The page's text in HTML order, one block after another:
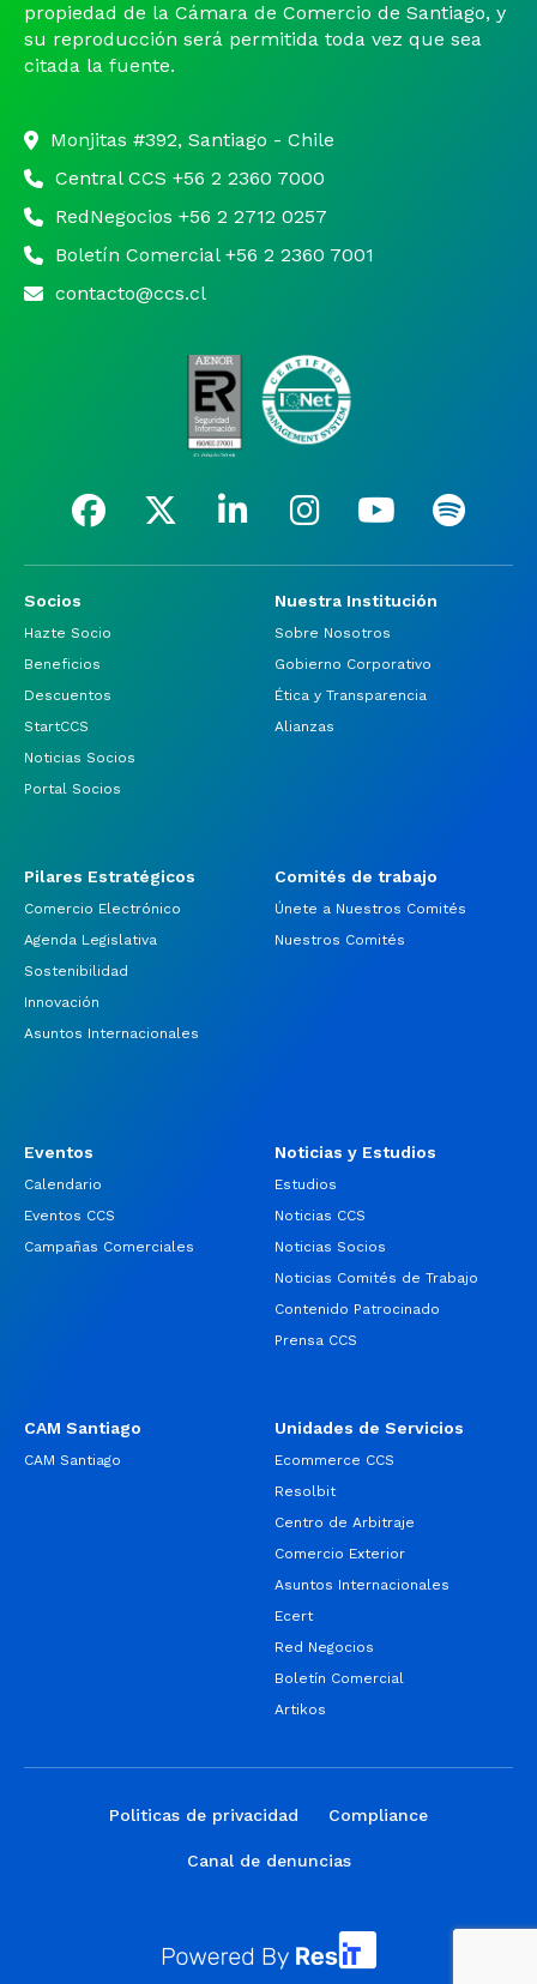
propiedad de la Cámara de Comercio de Santiago, y
su reproducción será permitida toda vez que sea
citada la fuente.
Monjitas #392, Santiago - Chile
Central CCS +56 2 2360 7000
RedNegocios +56 2 2712 0257
Boletín Comercial +56 2 2360 7001
contacto@ccs.cl
Socios
Hazte Socio
Beneficios
Descuentos
StartCCS
Noticias Socios
Portal Socios
Nuestra Institución
Sobre Nosotros
Gobierno Corporativo
Ética y Transparencia
Alianzas
Pilares Estratégicos
Comercio Electrónico
Agenda Legislativa
Sostenibilidad
Innovación
Asuntos Internacionales
Comités de trabajo
Únete a Nuestros Comités
Nuestros Comités
Eventos
Calendario
Eventos CCS
Campañas Comerciales
Noticias y Estudios
Estudios
Noticias CCS
Noticias Socios
Noticias Comités de Trabajo
Contenido Patrocinado
Prensa CCS
CAM Santiago
CAM Santiago
Unidades de Servicios
Ecommerce CCS
Resolbit
Centro de Arbitraje
Comercio Exterior
Asuntos Internacionales
Ecert
Red Negocios
Boletín Comercial
Artikos
Politicas de privacidad Compliance
Canal de denuncias